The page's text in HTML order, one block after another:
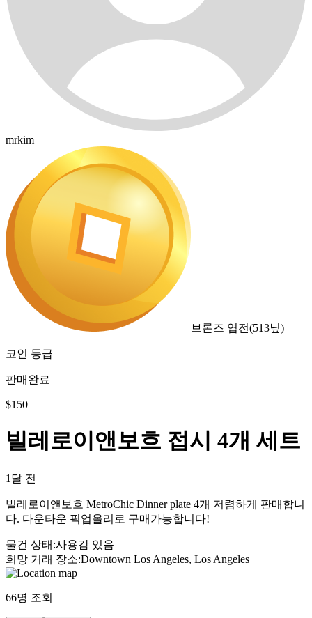
mrkim
브론즈 엽전(513닢)
코인 등급
판매완료
$150
빌레로이앤보흐 접시 4개 세트
1달 전
빌레로이앤보흐 MetroChic Dinner plate 4개 저렴하게 판매합니
다. 다운타운 픽업올리로 구매가능합니다!
물건 상태 :사용감 있음
희망 거래 장소:Downtown Los Angeles, Los Angeles
66명 조회